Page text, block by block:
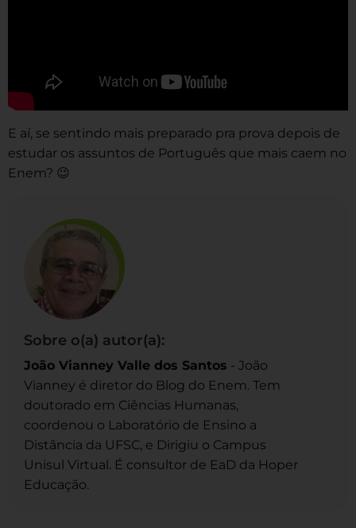
E aí, se sentindo mais preparado pra prova depois de
estudar os assuntos de Português que mais caem no
Enem? 😉
Sobre o(a) autor(a):
João Vianney Valle dos Santos - João
Vianney é diretor do Blog do Enem. Tem
doutorado em Ciências Humanas,
coordenou o Laboratório de Ensino a
Distância da UFSC, e Dirigiu o Campus
Unisul Virtual. É consultor de EaD da Hoper
Educação.